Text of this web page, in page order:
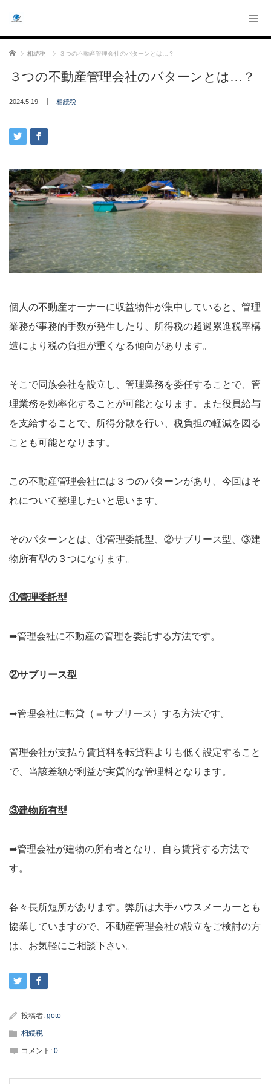
ホーム 相続税 ３つの不動産管理会社のパターンとは…？
３つの不動産管理会社のパターンとは…？
2024.5.19 相続税
個人の不動産オーナーに収益物件が集中していると、管理
業務が事務的手数が発生したり、所得税の超過累進税率構
造により税の負担が重くなる傾向があります。
そこで同族会社を設立し、管理業務を委任することで、管
理業務を効率化することが可能となります。また役員給与
を支給することで、所得分散を行い、税負担の軽減を図る
ことも可能となります。
この不動産管理会社には３つのパターンがあり、今回はそ
れについて整理したいと思います。
そのパターンとは、①管理委託型、②サブリース型、③建
物所有型の３つになります。
①管理委託型
➡管理会社に不動産の管理を委託する方法です。
②サブリース型
➡管理会社に転貸（＝サブリース）する方法です。
管理会社が支払う賃貸料を転貸料よりも低く設定すること
で、当該差額が利益が実質的な管理料となります。
③建物所有型
➡管理会社が建物の所有者となり、自ら賃貸する方法で
す。
各々長所短所があります。弊所は大手ハウスメーカーとも
協業していますので、不動産管理会社の設立をご検討の方
は、お気軽にご相談下さい。
投稿者: goto
相続税
コメント: 0